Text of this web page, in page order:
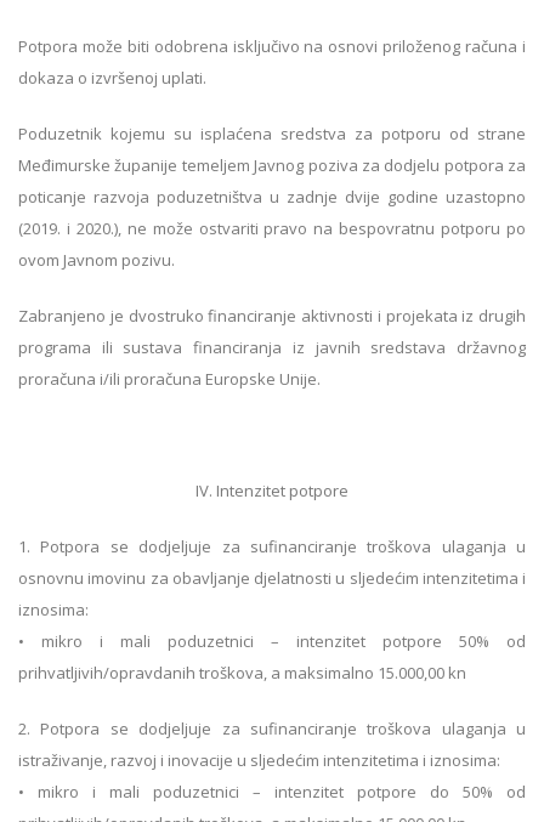
Potpora može biti odobrena isključivo na osnovi priloženog računa i
dokaza o izvršenoj uplati.
Poduzetnik kojemu su isplaćena sredstva za potporu od strane
Međimurske županije temeljem Javnog poziva za dodjelu potpora za
poticanje razvoja poduzetništva u zadnje dvije godine uzastopno
(2019. i 2020.), ne može ostvariti pravo na bespovratnu potporu po
ovom Javnom pozivu.
Zabranjeno je dvostruko financiranje aktivnosti i projekata iz drugih
programa ili sustava financiranja iz javnih sredstava državnog
proračuna i/ili proračuna Europske Unije.
IV. Intenzitet potpore
1. Potpora se dodjeljuje za sufinanciranje troškova ulaganja u
osnovnu imovinu za obavljanje djelatnosti u sljedećim intenzitetima i
iznosima:
• mikro i mali poduzetnici – intenzitet potpore 50% od
prihvatljivih/opravdanih troškova, a maksimalno 15.000,00 kn
2. Potpora se dodjeljuje za sufinanciranje troškova ulaganja u
istraživanje, razvoj i inovacije u sljedećim intenzitetima i iznosima:
• mikro i mali poduzetnici – intenzitet potpore do 50% od